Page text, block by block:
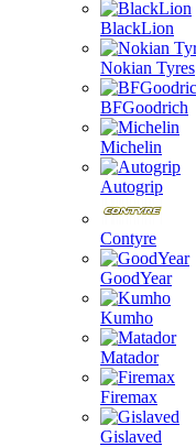
BlackLion
Nokian Tyres
BFGoodrich
Michelin
Autogrip
Contyre
GoodYear
Kumho
Matador
Firemax
Gislaved